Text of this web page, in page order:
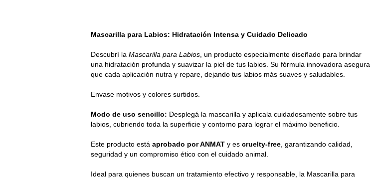
Mascarilla para Labios: Hidratación Intensa y Cuidado Delicado
Descubrí la Mascarilla para Labios , un producto especialmente diseñado para brindar
una hidratación profunda y suavizar la piel de tus labios. Su fórmula innovadora asegura
que cada aplicación nutra y repare, dejando tus labios más suaves y saludables.
Envase motivos y colores surtidos.
Modo de uso sencillo: Desplegá la mascarilla y aplicala cuidadosamente sobre tus
labios, cubriendo toda la superficie y contorno para lograr el máximo beneficio.
Este producto está aprobado por ANMAT y es cruelty-free , garantizando calidad,
seguridad y un compromiso ético con el cuidado animal.
Ideal para quienes buscan un tratamiento efectivo y responsable, la Mascarilla para